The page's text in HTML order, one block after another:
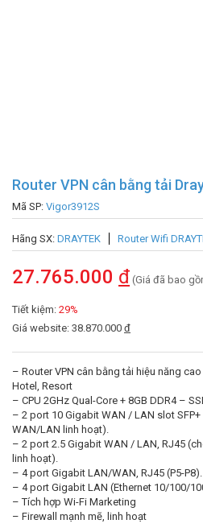
Router VPN cân bằng tải
Mã SP: Vigor3912S
Hãng SX: DRAYTEK Router Wifi
27.765.000 đ (Giá đã bao
Tiết kiệm: 29%
Giá website: 38.870.000 đ
– Router VPN cân bằng tải hiệu năng
Hotel, Resort
– CPU 2GHz Qual-Core + 8GB DDR4 –
– 2 port 10 Gigabit WAN / LAN slot
WAN/LAN linh hoạt).
– 2 port 2.5 Gigabit WAN / LAN, RJ45
linh hoạt).
– 4 port Gigabit LAN/WAN, RJ45 (P5-P8).
– 4 port Gigabit LAN (Ethernet 10/100/
– Tích hợp Wi-Fi Marketing
– Firewall mạnh mẽ, linh hoạt